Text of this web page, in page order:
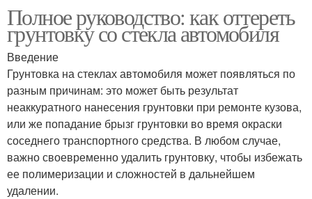
Полное руководство: как оттереть
грунтовку со стекла автомобиля
Введение
Грунтовка на стеклах автомобиля может появляться по
разным причинам: это может быть результат
неаккуратного нанесения грунтовки при ремонте кузова,
или же попадание брызг грунтовки во время окраски
соседнего транспортного средства. В любом случае,
важно своевременно удалить грунтовку, чтобы избежать
ее полимеризации и сложностей в дальнейшем
удалении.